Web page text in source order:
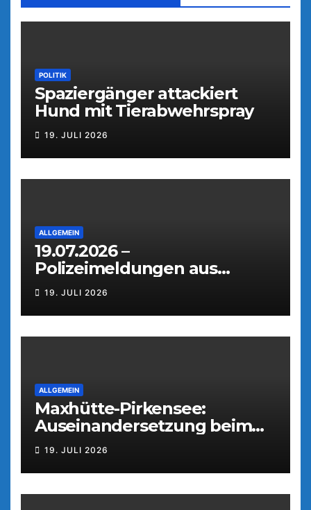
POLITIK
Spaziergänger attackiert
Hund mit Tierabwehrspray
19. JULI 2026
ALLGEMEIN
19.07.2026 –
Polizeimeldungen aus
Weiden
19. JULI 2026
ALLGEMEIN
Maxhütte-Pirkensee:
Auseinandersetzung beim
Parkfest
19. JULI 2026